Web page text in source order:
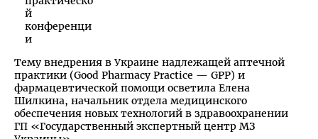
Тему внедрения в Украине надлежащей аптечной
практики (Good Pharmacy Practice — GPP) и
фармацевтической помощи осветила Елена
Шилкина, начальник отдела медицинского
обеспечения новых технологий в здравоохранении
ГП «Государственный экспертный центр МЗ